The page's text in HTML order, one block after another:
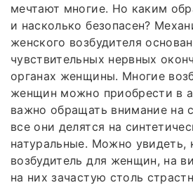
мечтают многие. Но каким
и насколько безопасен?
женского возбудителя
чувствительных нервных
органах женщины. Многие
женщин можно приобрести в
важно обращать внимание на
все они делятся на
натуральные. Можно увидеть,
возбудитель для женщин, на
на них зачастую столь